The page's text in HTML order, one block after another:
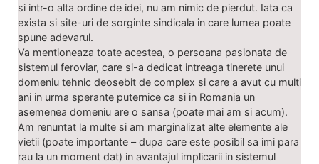
si intr-o alta ordine de idei, nu am nimic de pierdut. Iata ca
exista si site-uri de sorginte sindicala in care lumea poate
spune adevarul.
Va mentioneaza toate acestea, o persoana pasionata de
sistemul feroviar, care si-a dedicat intreaga tinerete unui
domeniu tehnic deosebit de complex si care a avut cu multi
ani in urma sperante puternice ca si in Romania un
asemenea domeniu are o sansa (poate mai am si acum).
Am renuntat la multe si am marginalizat alte elemente ale
vietii (poate importante – dupa care este posibil sa imi para
rau la un moment dat) in avantajul implicarii in sistemul